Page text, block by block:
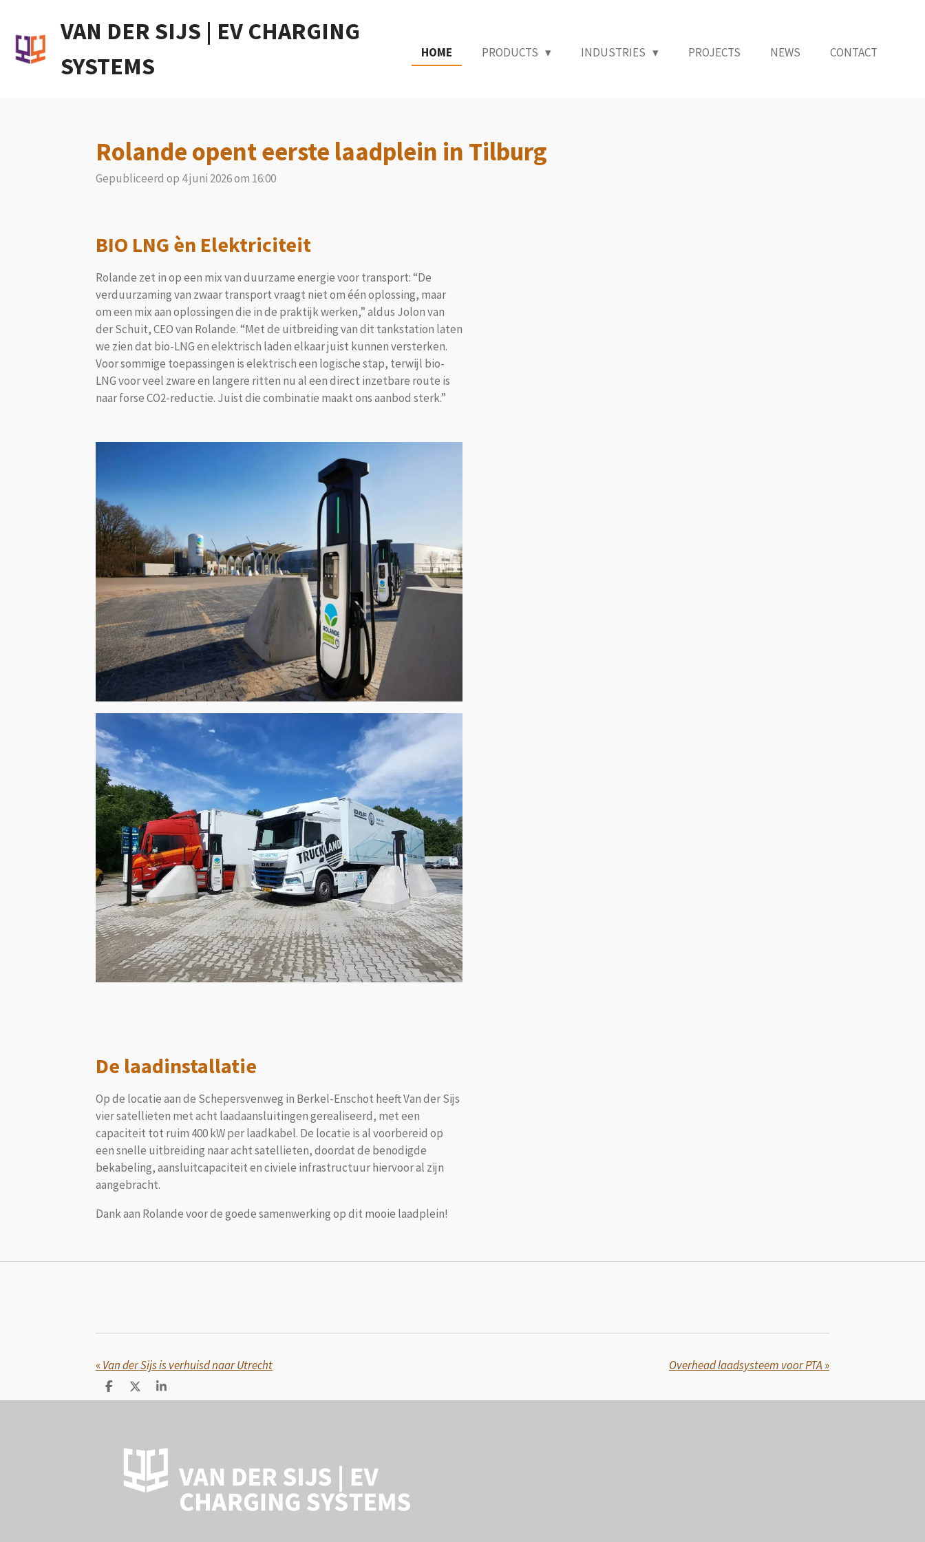
direct
naar
VAN DER SIJS | EV CHARGING
SYSTEMS
HOME PRODUCTS INDUSTRIES PROJECTS NEWS CONTACT
Rolande opent eerste laadplein in Tilburg
Gepubliceerd op 4 juni 2026 om 16:00
BIO LNG èn Elektriciteit
Rolande zet in op een mix van duurzame energie voor transport: “De
verduurzaming van zwaar transport vraagt niet om één oplossing, maar
om een mix aan oplossingen die in de praktijk werken,” aldus Jolon van
der Schuit, CEO van Rolande. “Met de uitbreiding van dit tankstation laten
we zien dat bio-LNG en elektrisch laden elkaar juist kunnen versterken.
Voor sommige toepassingen is elektrisch een logische stap, terwijl bio-
LNG voor veel zware en langere ritten nu al een direct inzetbare route is
naar forse CO2-reductie. Juist die combinatie maakt ons aanbod sterk.”
De laadinstallatie
Op de locatie aan de Schepersvenweg in Berkel-Enschot heeft Van der Sijs
vier satellieten met acht laadaansluitingen gerealiseerd, met een
capaciteit tot ruim 400 kW per laadkabel. De locatie is al voorbereid op
een snelle uitbreiding naar acht satellieten, doordat de benodigde
bekabeling, aansluitcapaciteit en civiele infrastructuur hiervoor al zijn
aangebracht.
Dank aan Rolande voor de goede samenwerking op dit mooie laadplein!
«Van der Sijs is verhuisd naar Utrecht Overhead laadsysteem voor PTA »
D
e
D
e
S
h